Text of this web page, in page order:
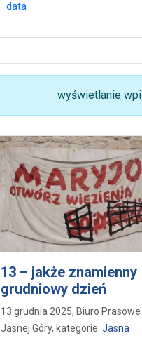
data
wyświetlanie
13 – jakże znamienny
grudniowy dzień
13 grudnia 2025, Biuro Prasowe
Jasnej Góry, kategorie: Jasna